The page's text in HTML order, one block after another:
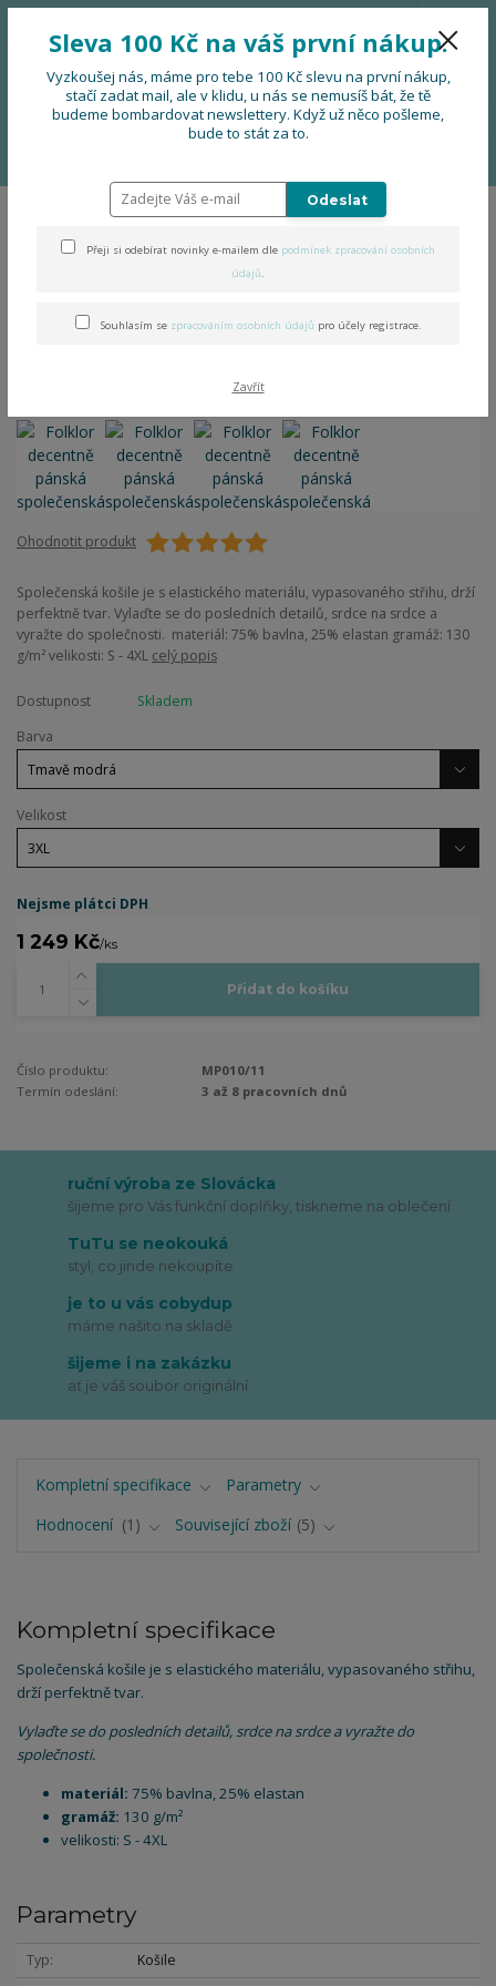
Menu
0 Kč
Folklor decentně pánská
společenská košile
Ohodnotit produkt
Společenská košile je s elastického materiálu, vypasovaného střihu, drží
perfektně tvar. Vylaďte se do posledních detailů, srdce na srdce a
vyražte do společnosti. materiál: 75% bavlna, 25% elastan gramáž: 130
g/m² velikosti: S - 4XL celý popis
Dostupnost
Skladem
Barva
Velikost
Nejsme plátci DPH
1 249 Kč/ks
Přidat do košíku
Číslo produktu:
MP010/11
Termín odeslání:
3 až 8 pracovních dnů
ruční výroba ze Slovácka
šijeme pro Vás funkční doplňky, tiskneme na oblečení
TuTu se neokouká
styl, co jinde nekoupíte
je to u vás cobydup
máme našito na skladě
šijeme i na zakázku
ať je váš soubor originální
Kompletní specifikace
Parametry
Hodnocení
1 Související zboží 5
Kompletní specifikace
Společenská košile je s elastického materiálu, vypasovaného střihu,
drží perfektně tvar.
Vylaďte se do posledních detailů, srdce na srdce a vyražte do
společnosti.
materiál: 75% bavlna, 25% elastan
gramáž: 130 g/m²
velikosti: S - 4XL
Parametry
Typ
Košile
Sleva 100 Kč na váš první nákup.
Vyzkoušej nás, máme pro tebe 100 Kč slevu na první nákup,
stačí zadat mail, ale v klidu, u nás se nemusíš bát, že tě
budeme bombardovat newslettery. Když už něco pošleme,
bude to stát za to.
Odeslat
Přeji si odebírat novinky e-mailem dle podmínek zpracování osobních
údajů.
Souhlasím se zpracováním osobních údajů pro účely registrace.
Zavřít